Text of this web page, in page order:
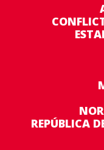
REPÚBLICA